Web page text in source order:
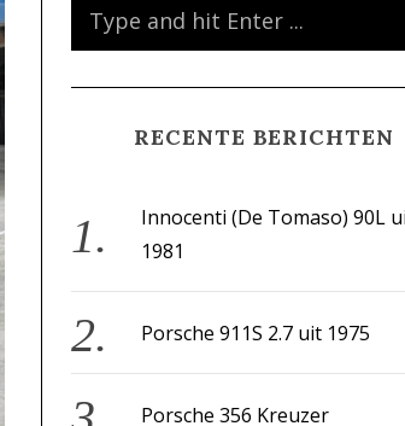
o
RECENTE BERICHTEN
Innocenti (De Tomaso) 90L
1981
Porsche 911S 2.7 uit 1975
Porsche 356 Kreuzer